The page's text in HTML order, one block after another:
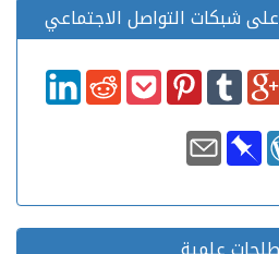
شبكات التواصل الاجتماعي